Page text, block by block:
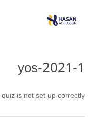
yos-2021-1
is not set up correctly.